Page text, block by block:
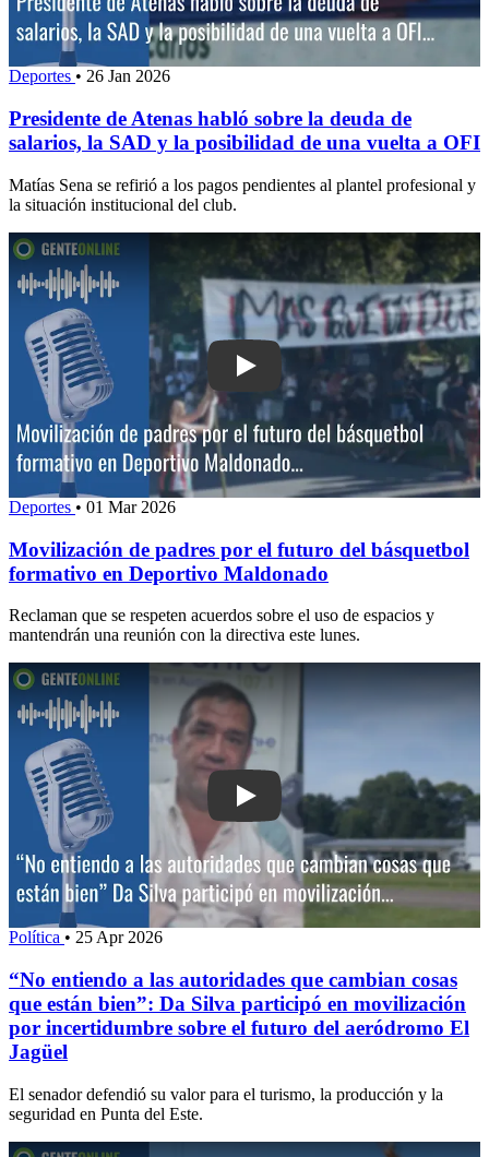
Deportes • 26 Jan 2026
Presidente de Atenas habló sobre la deuda de
salarios, la SAD y la posibilidad de una vuelta a OFI
Matías Sena se refirió a los pagos pendientes al plantel profesional y
la situación institucional del club.
Play: Movilización de padres por el
Deportes • 01 Mar 2026
Movilización de padres por el futuro del básquetbol
formativo en Deportivo Maldonado
Reclaman que se respeten acuerdos sobre el uso de espacios y
mantendrán una reunión con la directiva este lunes.
Play: “No entiendo a las autoridades
Política • 25 Apr 2026
“No entiendo a las autoridades que cambian cosas
que están bien”: Da Silva participó en movilización
por incertidumbre sobre el futuro del aeródromo El
Jagüel
El senador defendió su valor para el turismo, la producción y la
seguridad en Punta del Este.